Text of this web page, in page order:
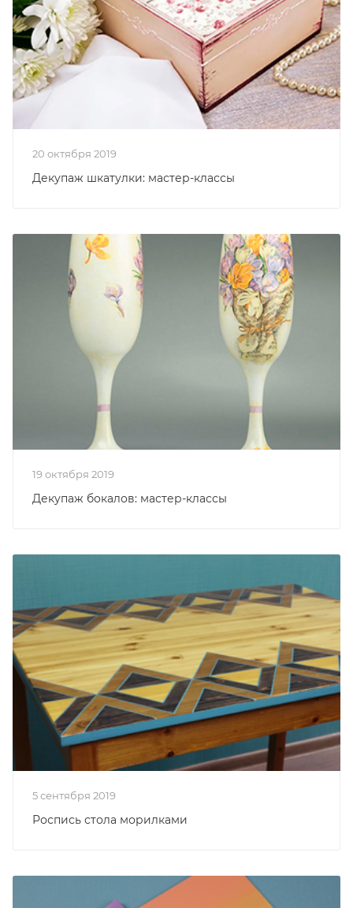
20 октября 2019
Декупаж шкатулки: мастер-классы
19 октября 2019
Декупаж бокалов: мастер-классы
5 сентября 2019
Роспись стола морилками